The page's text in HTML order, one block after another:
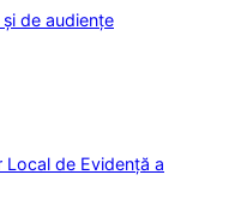
de audiențe
Local de Evidență a